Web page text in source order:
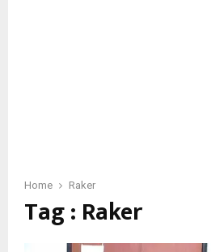
Home Raker
Tag : Raker